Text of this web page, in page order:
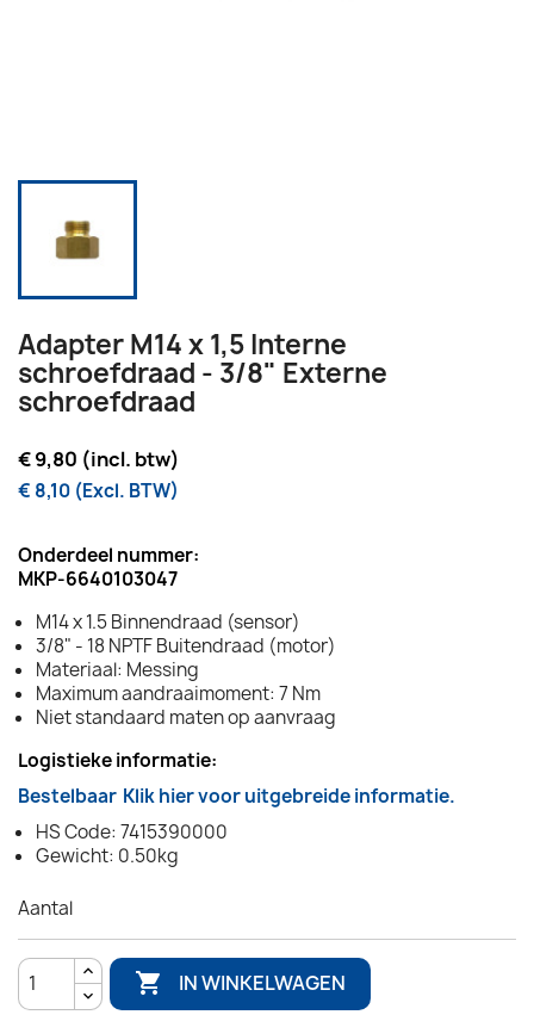
Adapter M14 x 1,5 Interne
schroefdraad - 3/8" Externe
schroefdraad
€ 9,80 (incl. btw)
€ 8,10 (Excl. BTW)
Onderdeel nummer:
MKP-6640103047
M14 x 1.5 Binnendraad (sensor)
3/8" - 18 NPTF Buitendraad (motor)
Materiaal: Messing
Maximum aandraaimoment: 7 Nm
Niet standaard maten op aanvraag
Logistieke informatie:
Bestelbaar Klik hier voor uitgebreide informatie.
HS Code: 7415390000
Gewicht: 0.50kg
Aantal
 IN WINKELWAGEN